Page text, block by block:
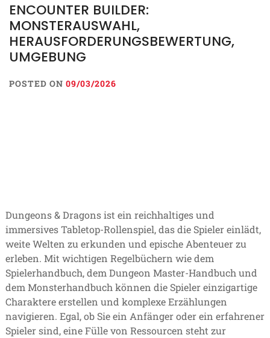
ENCOUNTER BUILDER:
MONSTERAUSWAHL,
HERAUSFORDERUNGSBEWERTUNG,
UMGEBUNG
POSTED ON 09/03/2026
Dungeons & Dragons ist ein reichhaltiges und
immersives Tabletop-Rollenspiel, das die Spieler einlädt,
weite Welten zu erkunden und epische Abenteuer zu
erleben. Mit wichtigen Regelbüchern wie dem
Spielerhandbuch, dem Dungeon Master-Handbuch und
dem Monsterhandbuch können die Spieler einzigartige
Charaktere erstellen und komplexe Erzählungen
navigieren. Egal, ob Sie ein Anfänger oder ein erfahrener
Spieler sind, eine Fülle von Ressourcen steht zur